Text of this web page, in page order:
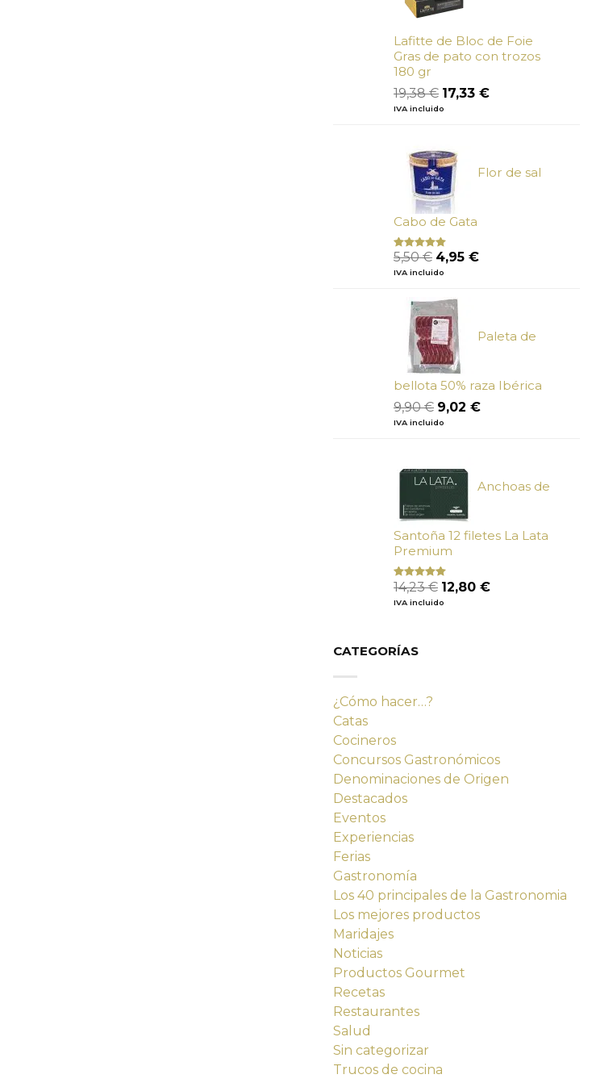
Lafitte de Bloc de Foie
Gras de pato con trozos
180 gr
19,38€ El
precio
19,38 €.
17,33 €El
IVA incluido
Flor de sal
Cabo de Gata
Valorado
con
de
5
5,50€ El
precio
era:
5,50 €.
4,95 €El
IVA incluido
Paleta de
bellota 50% raza Ibérica
9,90€ El
precio
9,90 €.
9,02 €El
IVA incluido
Anchoas de
Santoña 12 filetes La Lata
Premium
Valorado
con
de 5
14,23€ El
precio
12,80 €El
IVA incluido
CATEGORÍAS
¿Cómo hacer…?
Catas
Cocineros
Concursos Gastronómicos
Denominaciones de Origen
Destacados
Eventos
Experiencias
Ferias
Gastronomía
Los 40 principales de la Gastronomia
Los mejores productos
Maridajes
Noticias
Productos Gourmet
Recetas
Restaurantes
Salud
Sin categorizar
Trucos de cocina